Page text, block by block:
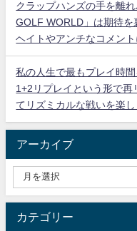
クラップハンズの手を離
GOLF WORLD」は期待を
ヘイトやアンチなコメント
私の人生で最もプレイ時
1+2リプレイという形で
てリズミカルな戦いを楽し
アーカイブ
カテゴリー